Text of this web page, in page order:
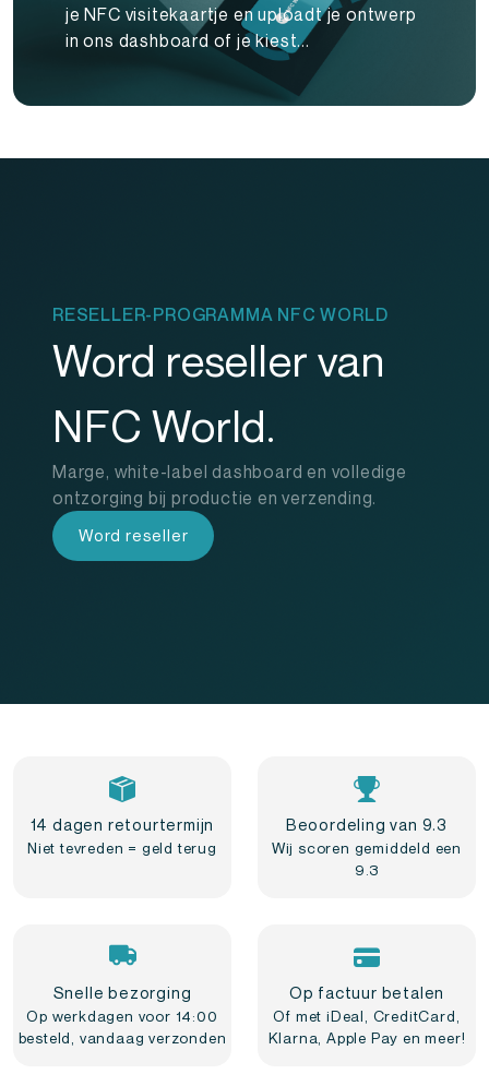
je NFC visitekaartje en uploadt je ontwerp
in ons dashboard of je kiest...
RESELLER-PROGRAMMA NFC WORLD
Word reseller van
NFC World.
Marge, white-label dashboard en volledige
ontzorging bij productie en verzending.
Word reseller
14 dagen retourtermijn
Niet tevreden = geld terug
Beoordeling van 9.3
Wij scoren gemiddeld een
9.3
Snelle bezorging
Op werkdagen voor 14:00
besteld, vandaag verzonden
Op factuur betalen
Of met iDeal, CreditCard,
Klarna, Apple Pay en meer!